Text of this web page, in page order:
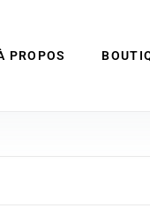
PROPOS